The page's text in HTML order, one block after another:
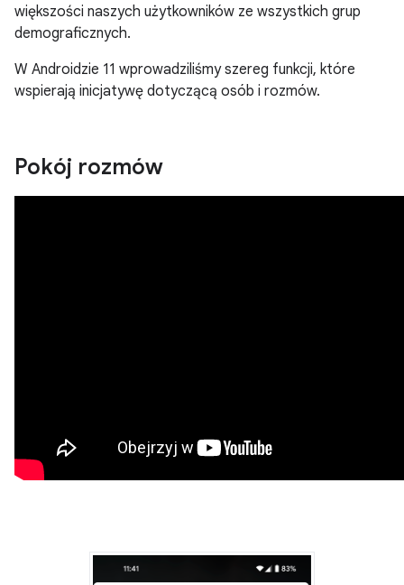
większości naszych użytkowników ze wszystkich grup
demograficznych.
W Androidzie 11 wprowadziliśmy szereg funkcji, które
wspierają inicjatywę dotyczącą osób i rozmów.
Pokój rozmów